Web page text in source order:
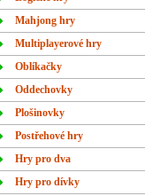
Mahjong hry
Multiplayerové hry
Oblíkačky
Oddechovky
Plošinovky
Postřehové hry
Hry pro dva
Hry pro dívky